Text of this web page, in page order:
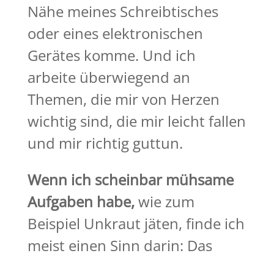
Nähe meines Schreibtisches
oder eines elektronischen
Gerätes komme. Und ich
arbeite überwiegend an
Themen, die mir von Herzen
wichtig sind, die mir leicht fallen
und mir richtig guttun.
Wenn ich scheinbar mühsame
Aufgaben habe,wie zum
Beispiel Unkraut jäten, finde ich
meist einen Sinn darin: Das